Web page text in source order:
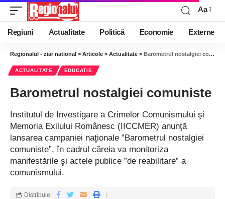
Aa
Regiuni Actualitate Politică Economie Externe
Regionalul - ziar national > Articole > Actualitate > Barometrul nostalgiei comuniste
ACTUALITATE EDUCATIE
Barometrul nostalgiei comuniste
Institutul de Investigare a Crimelor Comunismului şi
Memoria Exilului Românesc (IICCMER) anunţă
lansarea campaniei naţionale ”Barometrul nostalgiei
comuniste”, în cadrul căreia va monitoriza
manifestările şi actele publice ”de reabilitare” a
comunismului.
Distribuie